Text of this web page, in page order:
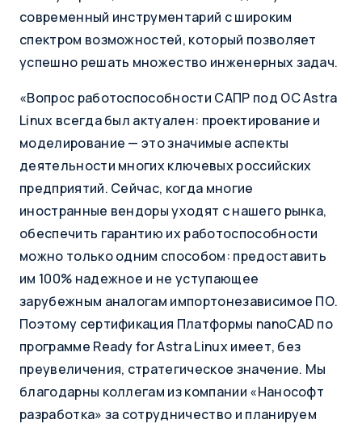
современный инструментарий с широким
спектром возможностей, который позволяет
успешно решать множество инженерных задач.
«Вопрос работоспособности САПР под ОС Astra
Linux всегда был актуален: проектирование и
моделирование — это значимые аспекты
деятельности многих ключевых российских
предприятий. Сейчас, когда многие
иностранные вендоры уходят с нашего рынка,
обеспечить гарантию их работоспособности
можно только одним способом: предоставить
им 100% надежное и не уступающее
зарубежным аналогам импортонезависимое ПО.
Поэтому сертификация Платформы nanoCAD по
программе Ready for Astra Linux имеет, без
преувеличения, стратегическое значение. Мы
благодарны коллегам из компании «Нанософт
разработка» за сотрудничество и планируем